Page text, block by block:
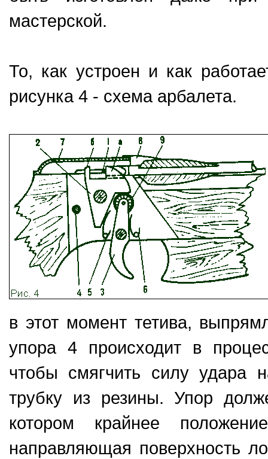
мастерской.
То, как устроен и как
рисунка 4 - схема арбалета.
в этот момент тетива,
упора 4 происходит в
чтобы смягчить силу удара
трубку из резины. Упор
котором крайнее
направляющая поверхность